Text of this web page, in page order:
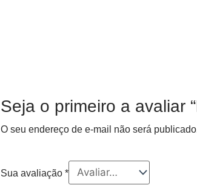
Seja o primeiro a avaliar
O seu endereço de e-mail não será
Sua avaliação *